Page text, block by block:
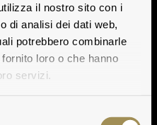
il nostro sito con i
di analisi dei dati web,
potrebbero combinarle
loro o che hanno
servizi.